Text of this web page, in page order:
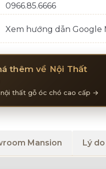
0966.85.6666
Xem hướng dẫn Google
thêm về Nội Thất
thất gỗ óc chó cao cấp →
Mansion Lý